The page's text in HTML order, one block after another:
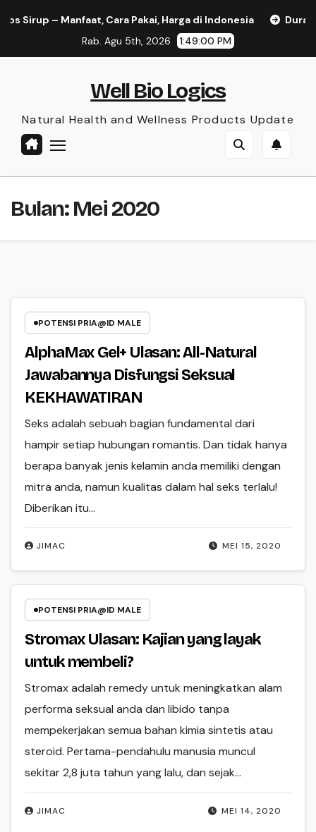
– Manfaat, Cara Pakai, Harga di Indonesia
Duramen
Rab. Agu 5th, 2026
1:49:00 PM
Well Bio Logics
Natural Health and Wellness Products Update
Bulan:Mei 2020
POTENSI PRIA@ID MALE
AlphaMax Gel+ Ulasan: All-Natural
Jawabannya Disfungsi Seksual
KEKHAWATIRAN
MEI 15, 2020
JIMAC
Seks adalah sebuah bagian fundamental dari
hampir setiap hubungan romantis. Dan tidak hanya
berapa banyak jenis kelamin anda memiliki dengan
mitra anda, namun kualitas dalam hal seks terlalu!
Diberikan itu…
POTENSI PRIA@ID MALE
Stromax Ulasan: Kajian yang layak
untuk membeli?
MEI 14, 2020
JIMAC
Stromax adalah remedy untuk meningkatkan alam
performa seksual anda dan libido tanpa
mempekerjakan semua bahan kimia sintetis atau
steroid. Pertama-pendahulu manusia muncul
sekitar 2,8 juta tahun yang lalu, dan sejak…